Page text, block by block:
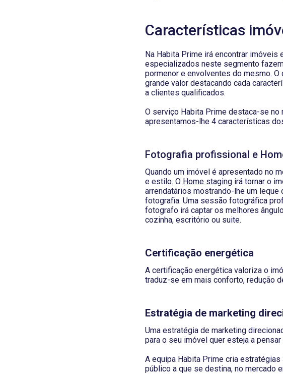
Características
Na Habita Prime irá encontrar
especializados neste segmento
pormenor e envolventes do mesmo. O
grande valor destacando cada
a clientes qualificados.
O serviço Habita Prime destaca-se
apresentamos-lhe 4 características
Fotografia profissional e
Quando um imóvel é apresentado no
e estilo. O Home staging irá tornar o
arrendatários mostrando-lhe um
fotografia. Uma sessão fotográfica
fotografo irá captar os melhores
cozinha, escritório ou suite.
Certificação energética
A certificação energética valoriza o
traduz-se em mais conforto, redução
Estratégia de marketing
Uma estratégia de marketing
para o seu imóvel quer esteja a pensar
A equipa Habita Prime cria
público a que se destina, no mercado